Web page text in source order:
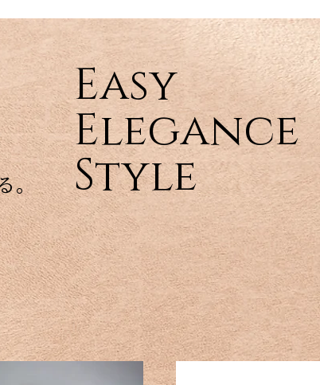
Easy
Elegance
Style
。